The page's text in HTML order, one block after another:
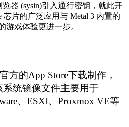
器 (sysin)引入通行密钥，就此开
芯片的广泛应用与 Metal 3 内置的
游戏体验更进一步。
方的App Store下载制作，
统镜像文件主要用于
、ESXI、Proxmox VE等